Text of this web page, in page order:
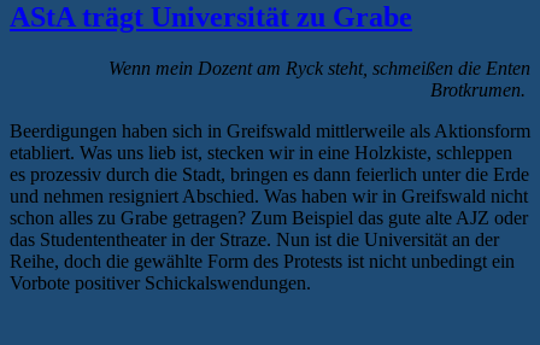
AStA trägt Universität zu Grabe
Wenn mein Dozent am Ryck steht, schmeißen die Enten
Brotkrumen.
Beerdigungen haben sich in Greifswald mittlerweile als Aktionsform
etabliert. Was uns lieb ist, stecken wir in eine Holzkiste, schleppen
es prozessiv durch die Stadt, bringen es dann feierlich unter die Erde
und nehmen resigniert Abschied. Was haben wir in Greifswald nicht
schon alles zu Grabe getragen? Zum Beispiel das gute alte AJZ oder
das Studententheater in der Straze. Nun ist die Universität an der
Reihe, doch die gewählte Form des Protests ist nicht unbedingt ein
Vorbote positiver Schickalswendungen.